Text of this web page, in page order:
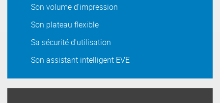
Son volume d'impression
Son plateau flexible
Sa sécurité d'utilisation
Son assistant intelligent EVE